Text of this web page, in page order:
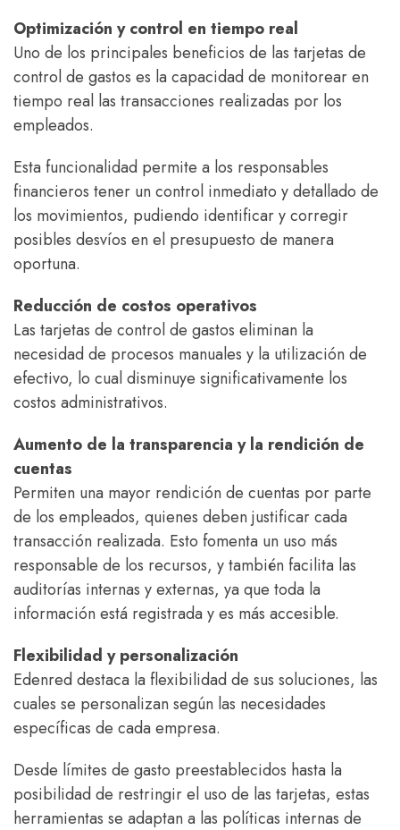
Optimización y control en tiempo real
Uno de los principales beneficios de las tarjetas de
control de gastos es la capacidad de monitorear en
tiempo real las transacciones realizadas por los
empleados.
Esta funcionalidad permite a los responsables
financieros tener un control inmediato y detallado de
los movimientos, pudiendo identificar y corregir
posibles desvíos en el presupuesto de manera
oportuna.
Reducción de costos operativos
Las tarjetas de control de gastos eliminan la
necesidad de procesos manuales y la utilización de
efectivo, lo cual disminuye significativamente los
costos administrativos.
Aumento de la transparencia y la rendición de
cuentas
Permiten una mayor rendición de cuentas por parte
de los empleados, quienes deben justificar cada
transacción realizada. Esto fomenta un uso más
responsable de los recursos, y también facilita las
auditorías internas y externas, ya que toda la
información está registrada y es más accesible.
Flexibilidad y personalización
Edenred destaca la flexibilidad de sus soluciones, las
cuales se personalizan según las necesidades
específicas de cada empresa.
Desde límites de gasto preestablecidos hasta la
posibilidad de restringir el uso de las tarjetas, estas
herramientas se adaptan a las políticas internas de